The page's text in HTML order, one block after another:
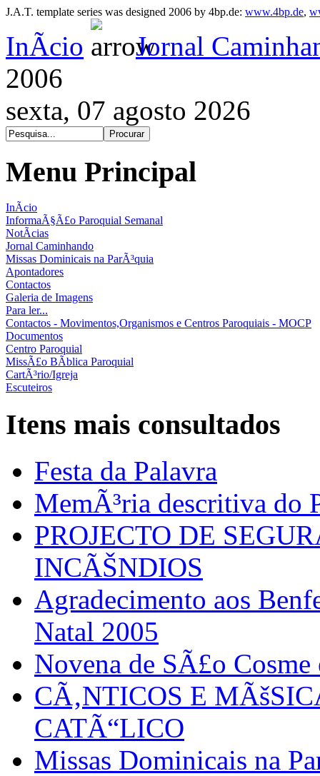
J.A.T. template series was designed 2006 by 4bp.de: www.4bp.de,
InÃ­cio
Jornal
2006
sexta, 07 agosto 2026
Menu Principal
InÃ­cio
InformaÃ§Ã£o Paroquial Semanal
NotÃ­cias
Jornal Caminhando
Missas Dominicais na ParÃ³quia
Apontadores
Contactos
Galeria de Imagens
Para ler...
Contactos - Movimentos,Organismos e Centros Paroquiais - MOCP
Documentos
Centro Paroquial
MissÃ£o BÃ­blica Paroquial
CartÃ³rio/Igreja
Escuteiros
Itens mais consultados
Festa da Palavra
MemÃ³ria descritiva do
PROJECTO DE
INCÃŠNDIOS
Agradecimento aos
Natal 2005
Novena de SÃ£o
CÃ‚NTICOS E
CATÃ“LICO
Missas Dominicais na